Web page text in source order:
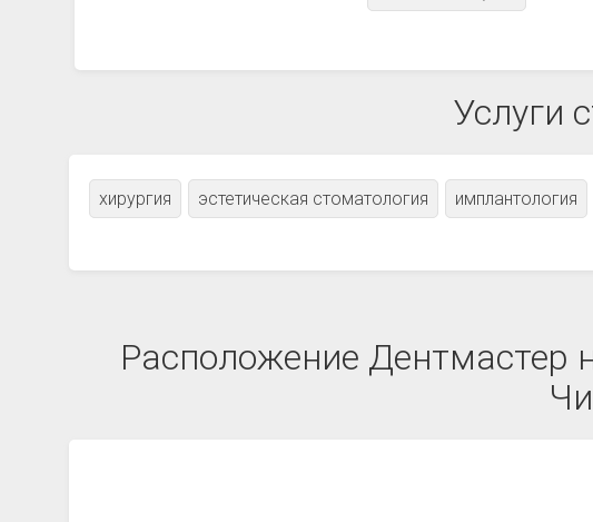
Услуги
хирургия эстетическая стоматология имплантология
Расположение Дентмастер